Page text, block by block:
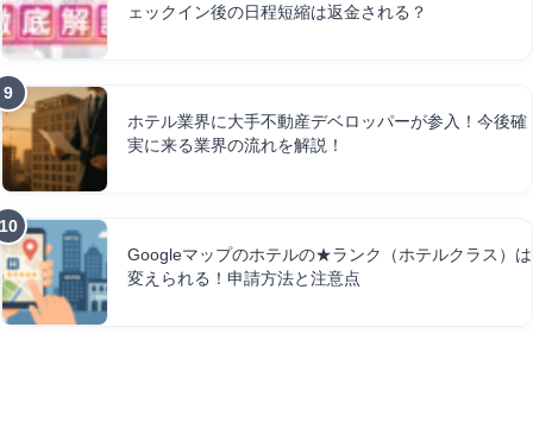
ェックイン後の日程短縮は返金される？
ホテル業界に大手不動産デベロッパーが参入！今後確
実に来る業界の流れを解説！
Googleマップのホテルの★ランク（ホテルクラス）は
変えられる！申請方法と注意点